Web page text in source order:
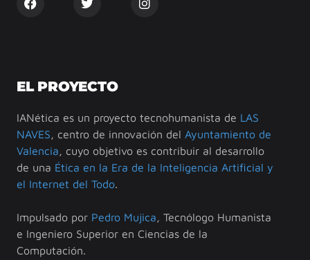
EL PROYECTO
IANética es un proyecto tecnohumanista de LAS
NAVES, centro de innovación del Ayuntamiento de
Valencia, cuyo objetivo es contribuir al desarrollo
de una Ética en la Era de la Inteligencia Artificial y
el Internet del Todo.
Impulsado por Pedro Mujica, Tecnólogo Humanista
e Ingeniero Superior en Ciencias de la
Computación.